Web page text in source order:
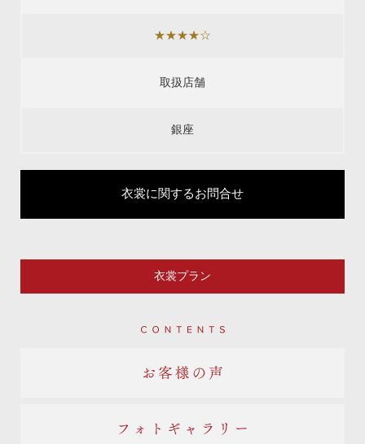
★★★★☆
取扱店舗
銀座
衣裳に関するお問合せ
衣裳プラン
Contents
お客様の声
フォトギャラリー